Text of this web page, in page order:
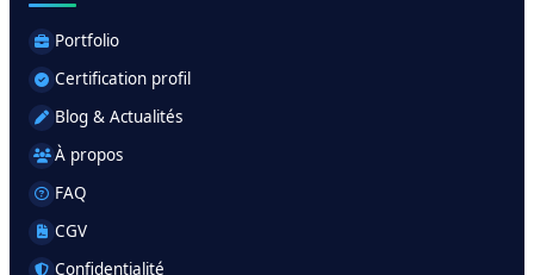
Portfolio
Certification profil
Blog & Actualités
À propos
FAQ
CGV
Confidentialité